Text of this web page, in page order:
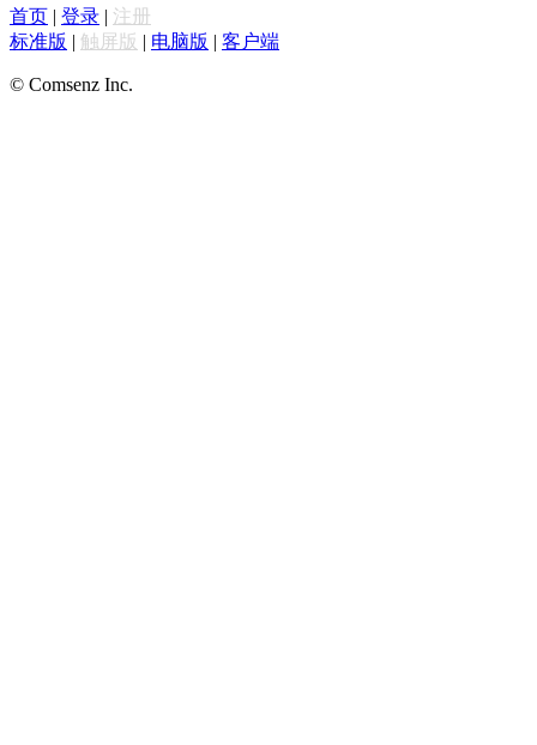
首页 | 登录 | 注册
标准版 | 触屏版 | 电脑版 | 客户端
© Comsenz Inc.